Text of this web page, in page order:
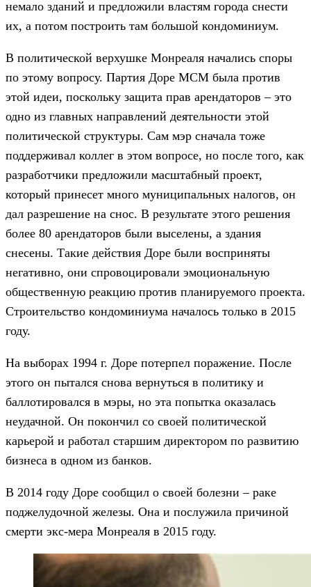
немало зданий и предложили властям города снести
их, а потом построить там большой кондоминиум.
В политической верхушке Монреаля начались споры
по этому вопросу. Партия Доре МСМ была против
этой идеи, поскольку защита прав арендаторов – это
одно из главных направлений деятельности этой
политической структуры. Сам мэр сначала тоже
поддерживал коллег в этом вопросе, но после того, как
разработчики предложили масштабный проект,
который принесет много муниципальных налогов, он
дал разрешение на снос. В результате этого решения
более 80 арендаторов были выселены, а здания
снесены. Такие действия Доре были восприняты
негативно, они спровоцировали эмоциональную
общественную реакцию против планируемого проекта.
Строительство кондоминиума началось только в 2015
году.
На выборах 1994 г. Доре потерпел поражение. После
этого он пытался снова вернуться в политику и
баллотировался в мэры, но эта попытка оказалась
неудачной. Он покончил со своей политической
карьерой и работал старшим директором по развитию
бизнеса в одном из банков.
В 2014 году Доре сообщил о своей болезни – раке
поджелудочной железы. Она и послужила причиной
смерти экс-мера Монреаля в 2015 году.